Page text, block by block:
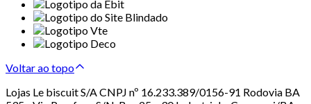
Voltar ao topo
Lojas Le biscuit S/A CNPJ nº 16.233.389/0156-91 Rodovia BA